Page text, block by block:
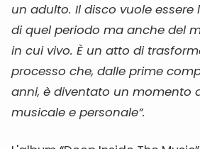
un adulto. Il disco vuole
di quel periodo ma anche del
in cui vivo. È un atto di
processo che, dalle prime
anni, è diventato un momento
musicale e personale”.